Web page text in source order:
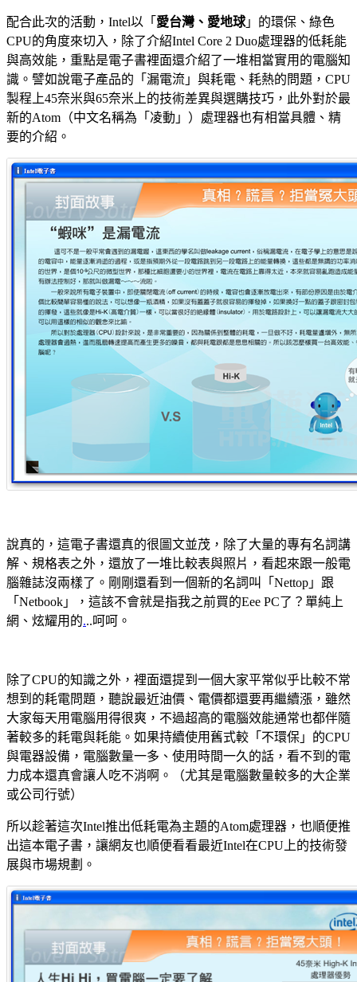
配合此次的活動，Intel以「 愛台灣、愛地球 」的環保、綠色
CPU的角度來切入，除了介紹Intel Core 2 Duo處理器的低耗能
與高效能，重點是電子書裡面還介紹了一堆相當實用的電腦知
識。譬如說電子產品的「漏電流」與耗電、耗熱的問題，CPU
製程上45奈米與65奈米上的技術差異與選購技巧，此外對於最
新的Atom（中文名稱為「凌動」）處理器也有相當具體、精
要的介紹。
說真的，這電子書還真的很圖文並茂，除了大量的專有名詞講
解、規格表之外，還放了一堆比較表與照片，看起來跟一般電
腦雜誌沒兩樣了。剛剛還看到一個新的名詞叫「Nettop」跟
「Netbook」，這該不會就是指我之前買的Eee PC了？單純上
網、炫耀用的...呵呵。
除了CPU的知識之外，裡面還提到一個大家平常似乎比較不常
想到的耗電問題，聽說最近油價、電價都還要再繼續漲，雖然
大家每天用電腦用得很爽，不過超高的電腦效能通常也都伴隨
著較多的耗電與耗能。如果持續使用舊式較「不環保」的CPU
與電器設備，電腦數量一多、使用時間一久的話，看不到的電
力成本還真會讓人吃不消啊。（尤其是電腦數量較多的大企業
或公司行號）
所以趁著這次Intel推出低耗電為主題的Atom處理器，也順便推
出這本電子書，讓網友也順便看看最近Intel在CPU上的技術發
展與市場規劃。